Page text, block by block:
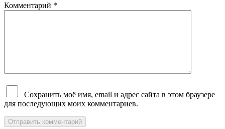
Комментарий *
Сохранить моё имя, email и адрес сайта в этом браузере
для последующих моих комментариев.